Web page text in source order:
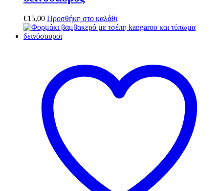
€15,00 Προσθήκη στο καλάθι